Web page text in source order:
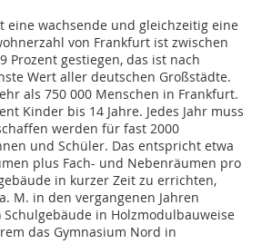
eine wachsende und gleichzeitig eine
von Frankfurt ist zwischen
Prozent gestiegen, das ist nach
Wert aller deutschen Großstädte.
als 750 000 Menschen in Frankfurt.
Kinder bis 14 Jahre. Jedes Jahr muss
werden für fast 2000
und Schüler. Das entspricht etwa
plus Fach- und Nebenräumen pro
in kurzer Zeit zu errichten,
M. in den vergangenen Jahren
in Holzmodulbauweise
das Gymnasium Nord in